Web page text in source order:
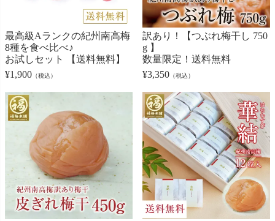
最高級Aランクの紀州南高梅
8種を食べ比べ♪
お試しセット 【送料無料】
¥1,900 （税込）
訳あり！【つぶれ梅干し 750
g 】
数量限定！送料無料
¥3,350 （税込）